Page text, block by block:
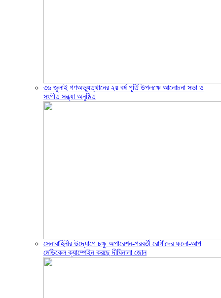
৩৬ জুলাই গণঅভ্যুত্থানের ২য় বর্ষ পূর্তি উপলক্ষে আলোচনা সভা ও
সংগীত সন্ধ্যা অনুষ্ঠিত
সেনাবাহিনীর উদ্যোগে চক্ষু অপারেশন-পরবর্তী রোগীদের ফলো-আপ
মেডিকেল ক্যাম্পেইন করছে দীঘিনালা জোন